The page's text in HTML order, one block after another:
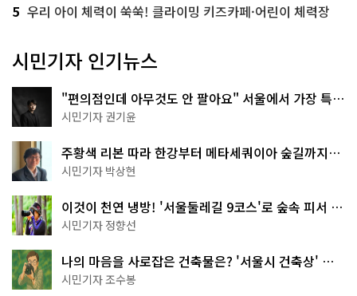
5 우리 아이 체력이 쑥쑥! 클라이밍 키즈카페·어린이 체력장
시민기자 인기뉴스
"편의점인데 아무것도 안 팔아요" 서울에서 가장 특별
한 편의점의 정체
시민기자 권기윤
주황색 리본 따라 한강부터 메타세쿼이아 숲길까지…
서울둘레길 15코스
시민기자 박상현
이것이 천연 냉방! '서울둘레길 9코스'로 숲속 피서 떠
나볼까
시민기자 정향선
나의 마음을 사로잡은 건축물은? '서울시 건축상' 수
상작 공개!
시민기자 조수봉